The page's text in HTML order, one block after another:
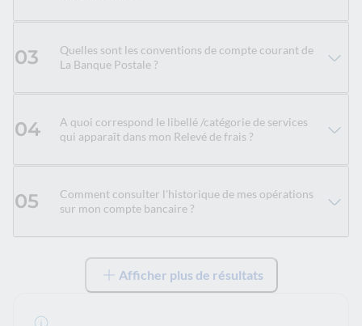
03
Quelles sont les conventions de compte courant de
La Banque Postale ?
04
A quoi correspond le libellé /catégorie de services
qui apparaît dans mon Relevé de frais ?
05
Comment consulter l'historique de mes opérations
sur mon compte bancaire ?
Afficher plus de résultats